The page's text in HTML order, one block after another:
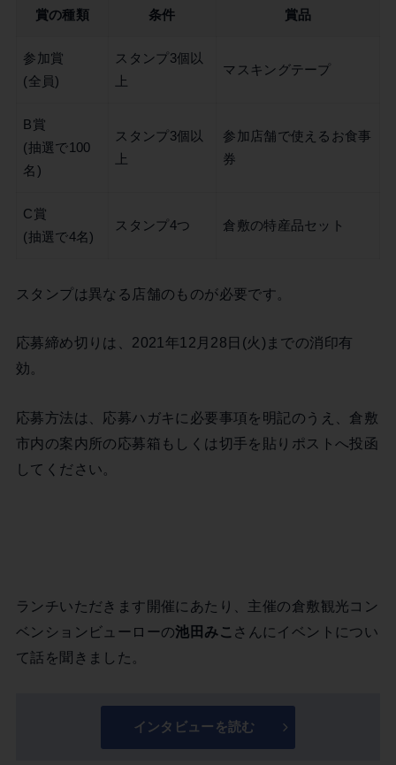
賞の種類 条件 賞品
参加賞
(全員)
スタンプ3個以
上
マスキングテープ
B賞
(抽選で100
名)
スタンプ3個以
上
参加店舗で使えるお食事
券
C賞
(抽選で4名)
スタンプ4つ 倉敷の特産品セット
スタンプは異なる店舗のものが必要です。
応募締め切りは、2021年12月28日(火)までの消印有
効。
応募方法は、応募ハガキに必要事項を明記のうえ、倉敷
市内の案内所の応募箱もしくは切手を貼りポストへ投函
してください。
ランチいただきます開催にあたり、主催の倉敷観光コン
ベンションビューローの池田みこ さんにイベントについ
て話を聞きました。
インタビューを読む